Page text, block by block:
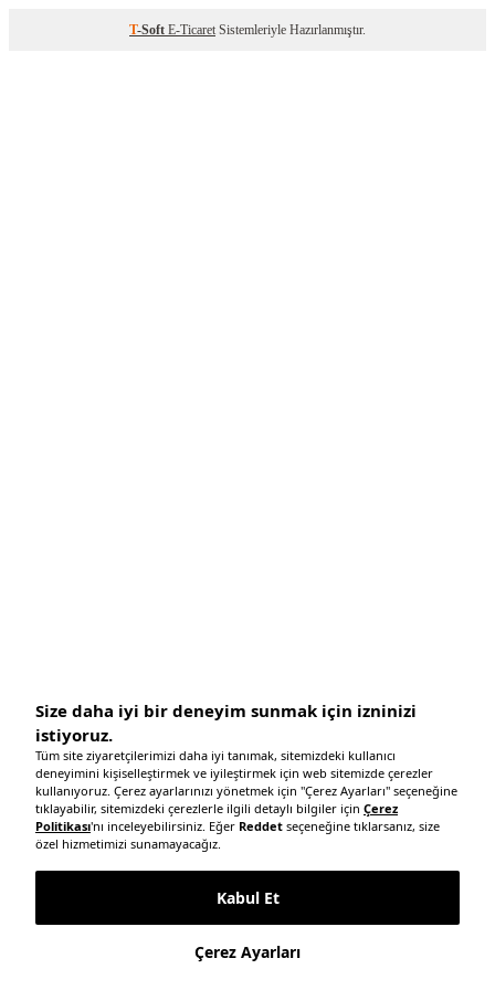
T-Soft E-Ticaret Sistemleriyle Hazırlanmıştır.